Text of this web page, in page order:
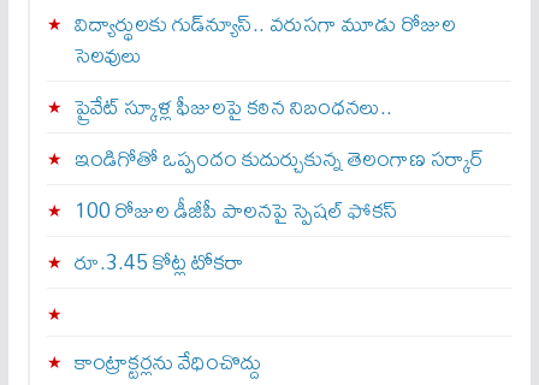
విద్యార్థులకు గుడ్‌న్యూస్.. వరుసగా మూడు రోజుల
సెలవులు
ప్రైవేట్ స్కూళ్ల ఫీజులపై కఠిన నిబంధనలు..
ఇండిగోతో ఒప్పందం కుదుర్చుకున్న తెలంగాణ స‌ర్కార్
100 రోజుల డీజీపీ పాలనపై స్పెషల్ ఫోకస్
రూ.3.45 కోట్ల టోకరా
కాంట్రాక్టర్లను వేధించొద్దు